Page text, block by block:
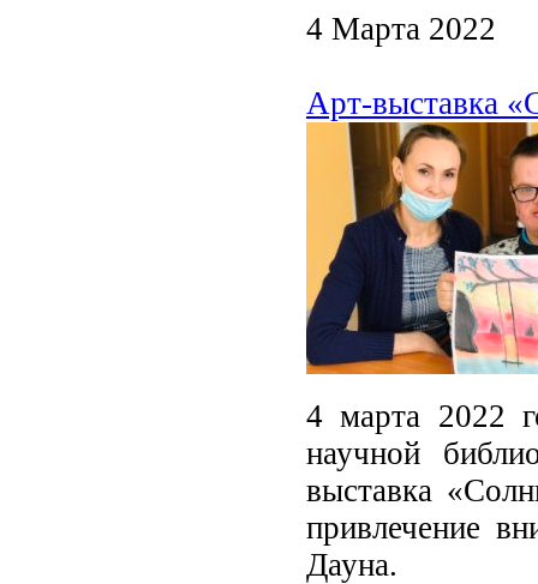
4 Марта 2022
Арт-выставка
4 марта 2022
научной
выставка
привлечение
Дауна.